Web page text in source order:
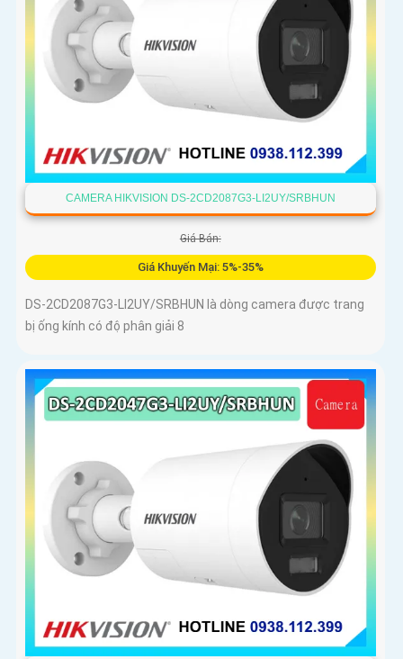
CAMERA HIKVISION DS-2CD2087G3-LI2UY/SRBHUN
Giá Bán:
Giá Khuyến Mại: 5%-35%
DS-2CD2087G3-LI2UY/SRBHUN là dòng camera được trang
bị ống kính có độ phân giải 8